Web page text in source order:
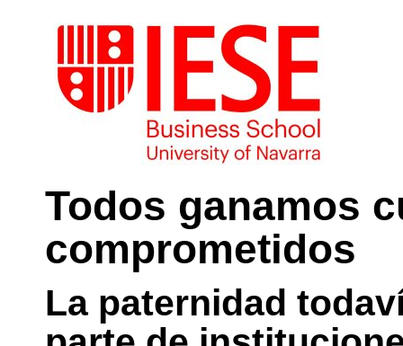
Todos ganamos
comprometidos
La paternidad